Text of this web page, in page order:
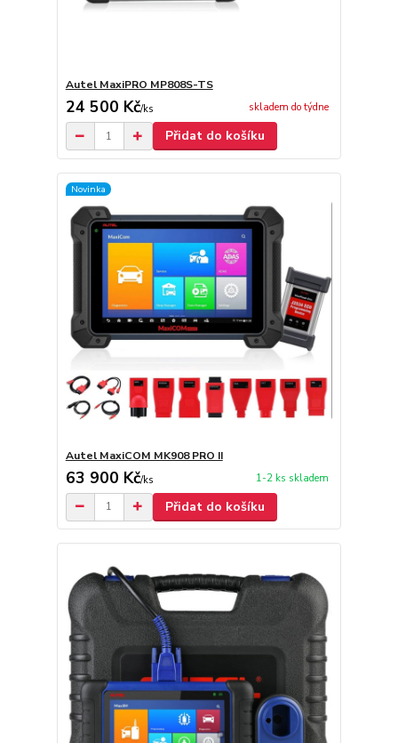
Autel MaxiPRO MP808S-TS
24 500 Kč/ks skladem do týdne
Přidat do košíku
Novinka
Autel MaxiCOM MK908 PRO II
63 900 Kč/ks 1-2 ks skladem
Přidat do košíku